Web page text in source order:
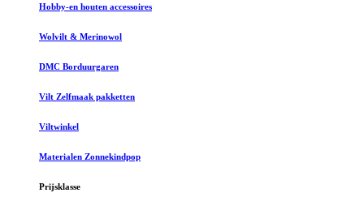
Hobby-en houten accessoires
Wolvilt & Merinowol
DMC Borduurgaren
Vilt Zelfmaak pakketten
Viltwinkel
Materialen Zonnekindpop
Prijsklasse